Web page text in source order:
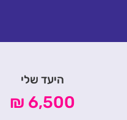
היעד שלי
6,500 ₪